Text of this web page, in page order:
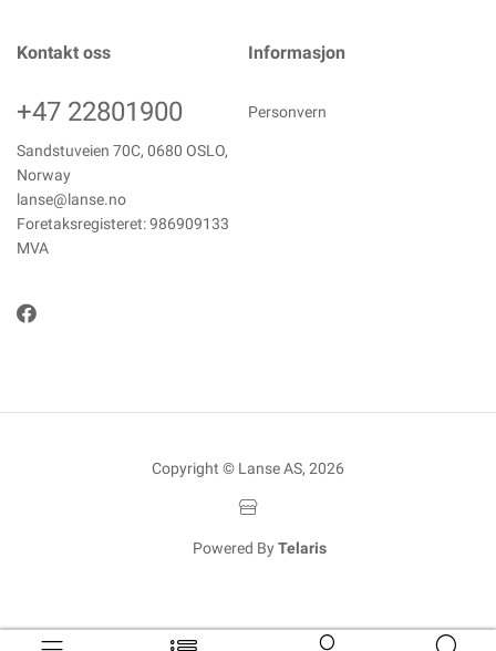
Kontakt oss
+47 22801900
Sandstuveien 70C, 0680 OSLO,
Norway
lanse@lanse.no
Foretaksregisteret: 986909133
MVA
Informasjon
Personvern
Copyright © Lanse AS, 2026
Powered By Telaris